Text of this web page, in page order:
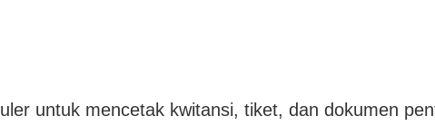
untuk mencetak kwitansi, tiket, dan dokumen